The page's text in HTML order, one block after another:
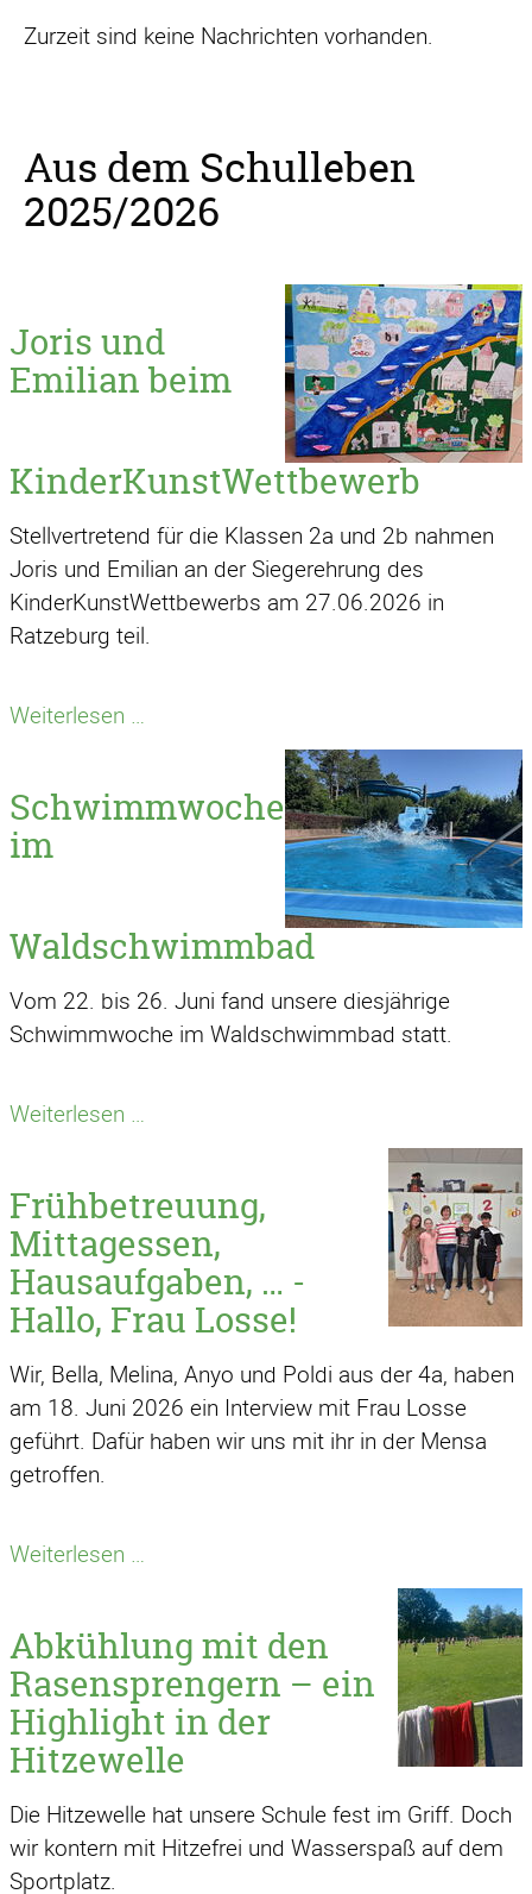
Zurzeit sind keine Nachrichten vorhanden.
Aus dem Schulleben
2025/2026
Joris und
Emilian beim
KinderKunstWettbewerb
Stellvertretend für die Klassen 2a und 2b nahmen
Joris und Emilian an der Siegerehrung des
KinderKunstWettbewerbs am 27.06.2026 in
Ratzeburg teil.
Weiterlesen …
beim
KinderKunstWettbewerb
Schwimmwoche
im
Waldschwimmbad
Vom 22. bis 26. Juni fand unsere diesjährige
Schwimmwoche im Waldschwimmbad statt.
Weiterlesen …
Frühbetreuung,
Mittagessen,
Hausaufgaben, … -
Hallo, Frau Losse!
Wir, Bella, Melina, Anyo und Poldi aus der 4a, haben
am 18. Juni 2026 ein Interview mit Frau Losse
geführt. Dafür haben wir uns mit ihr in der Mensa
getroffen.
Weiterlesen …
…
-
Hallo,
Frau
Abkühlung mit den
Rasensprengern – ein
Highlight in der
Hitzewelle
Die Hitzewelle hat unsere Schule fest im Griff. Doch
wir kontern mit Hitzefrei und Wasserspaß auf dem
Sportplatz.